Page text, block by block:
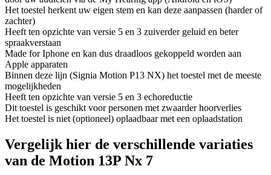
Het toestel herkent uw eigen stem en kan deze aanpassen (harder of
zachter)
Heeft ten opzichte van versie 5 en 3 zuiverder geluid en beter
spraakverstaan
Made for Iphone en kan dus draadloos gekoppeld worden aan
Apple apparaten
Binnen deze lijn (Signia Motion P13 NX) het toestel met de meeste
mogelijkheden
Heeft ten opzichte van versie 5 en 3 echoreductie
Dit toestel is geschikt voor personen met zwaarder hoorverlies
Het toestel is niet (optioneel) oplaadbaar met een oplaadstation
Vergelijk hier de verschillende variaties
van de Motion 13P Nx 7